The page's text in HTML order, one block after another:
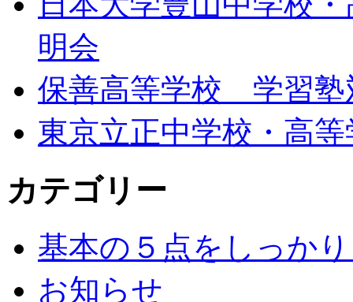
明会
保善高等学校 学習塾
東京立正中学校・高
カテゴリー
基本の５点をしっか
お知らせ